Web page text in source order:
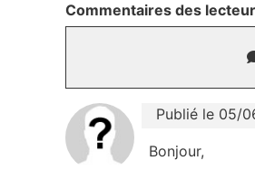
Commentaires des
Publié le 05/
Bonjour,